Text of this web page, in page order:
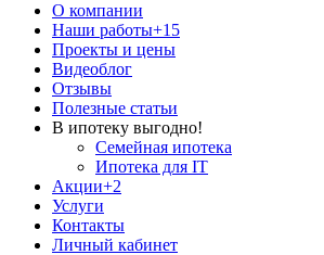
О компании
Наши работы+15
Проекты и цены
Видеоблог
Отзывы
Полезные статьи
В ипотеку выгодно!
Семейная ипотека
Ипотека для IT
Акции+2
Услуги
Контакты
Личный кабинет